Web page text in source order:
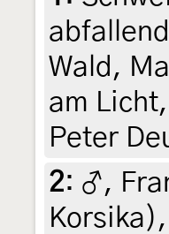
Wald,
am
Peter
2: ♂,